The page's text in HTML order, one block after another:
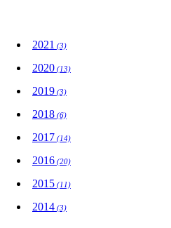
2021 (3)
2020 (13)
2019 (3)
2018 (6)
2017 (14)
2016 (20)
2015 (11)
2014 (3)